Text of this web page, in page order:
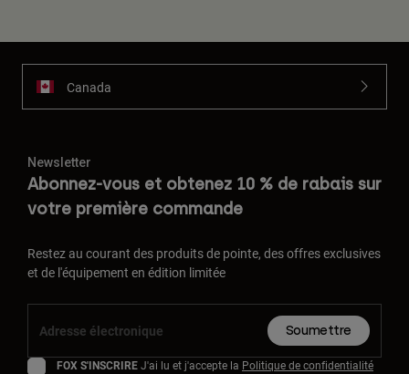
Canada
Newsletter
Abonnez-vous et obtenez 10 % de rabais sur
votre première commande
Restez au courant des produits de pointe, des offres exclusives
et de l'équipement en édition limitée
Soumettre
FOX S'INSCRIREJ'ai lu et j'accepte la Politique de confidentialité